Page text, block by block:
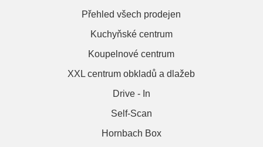
Přehled všech prodejen
Kuchyňské centrum
Koupelnové centrum
XXL centrum obkladů a dlažeb
Drive - In
Self-Scan
Hornbach Box